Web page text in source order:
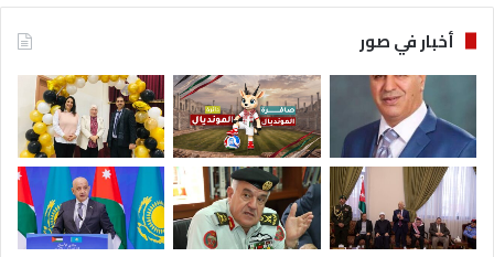
أخبار في صور